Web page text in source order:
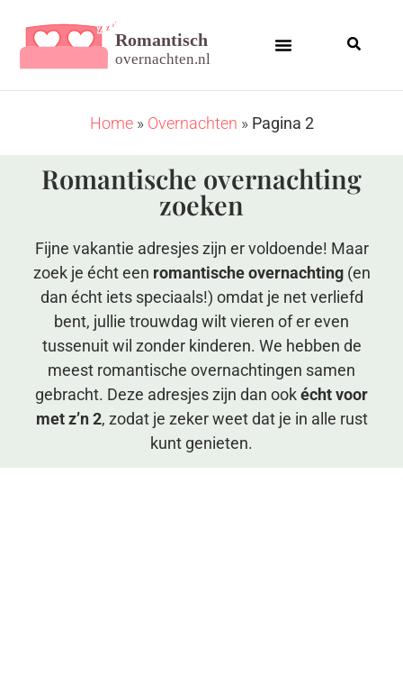
Home» Overnachten » Pagina 2
Romantische overnachting
zoeken
Fijne vakantie adresjes zijn er voldoende! Maar
zoek je écht een romantische overnachting(en
dan écht iets speciaals!) omdat je net verliefd
bent, jullie trouwdag wilt vieren of er even
tussenuit wil zonder kinderen. We hebben de
meest romantische overnachtingen samen
gebracht. Deze adresjes zijn dan ookécht voor
met z’n 2, zodat je zeker weet dat je in alle rust
kunt genieten.